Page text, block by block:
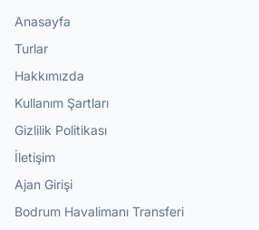
Anasayfa
Turlar
Hakkımızda
Kullanım Şartları
Gizlilik Politikası
İletişim
Ajan Girişi
Bodrum Havalimanı Transferi